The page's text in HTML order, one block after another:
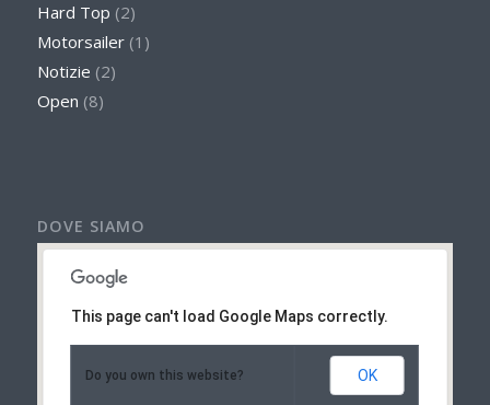
Hard Top (2)
Motorsailer(1)
Notizie (2)
Open (8)
DOVE SIAMO
This page can't load Google Maps correctly.
Do you own this website? OK